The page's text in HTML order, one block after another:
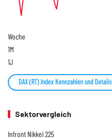
Woche
1M
1J
DAX (RT) Index Kennzahlen und Details
Sektorvergleich
Infront Nikkei 225